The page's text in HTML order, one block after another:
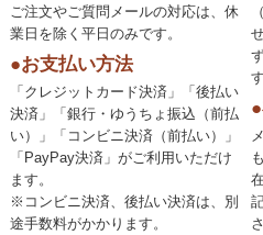
ご注文やご質問メールの対応は、休
業日を除く平日のみです。
●お支払い方法
「クレジットカード決済」「後払い
決済」「銀行・ゆうちょ振込（前払
い）」「コンビニ決済（前払い）」
「PayPay決済」がご利用いただけ
ます。
※コンビニ決済、後払い決済は、別
途手数料がかかります。